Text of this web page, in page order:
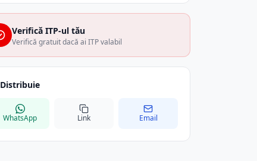
Verifică ITP-ul tău
Verifică gratuit dacă ai ITP valabil
Distribuie
WhatsApp Link Email